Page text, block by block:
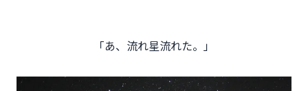
「あ、流れ星流れた。」